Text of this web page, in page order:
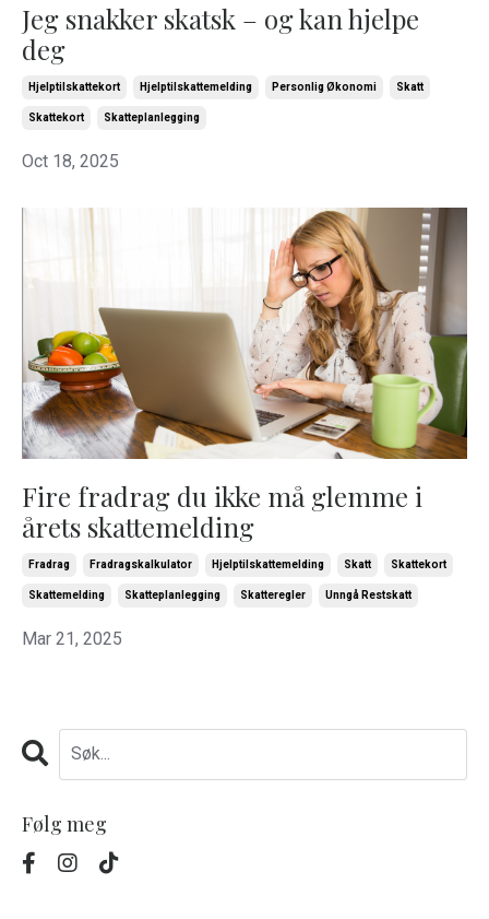
Jeg snakker skatsk – og kan hjelpe
deg
Hjelptilskattekort Hjelptilskattemelding Personlig Økonomi Skatt
Skattekort Skatteplanlegging
Oct 18, 2025
Fire fradrag du ikke må glemme i
årets skattemelding
Fradrag Fradragskalkulator Hjelptilskattemelding Skatt Skattekort
Skattemelding Skatteplanlegging Skatteregler Unngå Restskatt
Mar 21, 2025
Følg meg